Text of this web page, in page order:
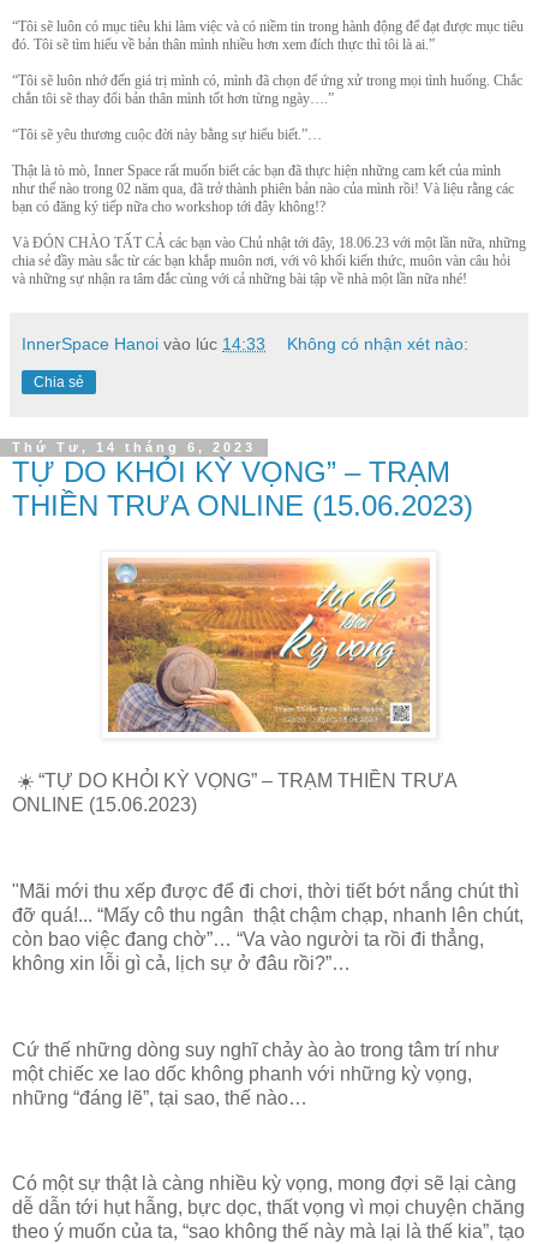
“Tôi sẽ luôn có mục tiêu khi làm việc và có niềm tin trong hành động để đạt được mục tiêu
đó. Tôi sẽ tìm hiểu về bản thân mình nhiều hơn xem đích thực thì tôi là ai.”
“Tôi sẽ luôn nhớ đến giá trị mình có, mình đã chọn để ứng xử trong mọi tình huống. Chắc
chắn tôi sẽ thay đổi bản thân mình tốt hơn từng ngày….”
“Tôi sẽ yêu thương cuộc đời này bằng sự hiểu biết.”…
Thật là tò mò, Inner Space rất muốn biết các bạn đã thực hiện những cam kết của mình
như thế nào trong 02 năm qua, đã trở thành phiên bản nào của mình rồi! Và liệu rằng các
bạn có đăng ký tiếp nữa cho workshop tới đây không!?
Và ĐÓN CHÀO TẤT CẢ các bạn vào Chủ nhật tới đây, 18.06.23 với một lần nữa, những
chia sẻ đầy màu sắc từ các bạn khắp muôn nơi, với vô khối kiến thức, muôn vàn câu hỏi
và những sự nhận ra tâm đắc cùng với cả những bài tập về nhà một lần nữa nhé!
InnerSpace Hanoi vào lúc 14:33 Không có nhận xét nào:
Chia sẻ
Thứ Tư, 14 tháng 6, 2023
TỰ DO KHỎI KỲ VỌNG” – TRẠM
THIỀN TRƯA ONLINE (15.06.2023)
☀️ “TỰ DO KHỎI KỲ VỌNG” – TRẠM THIỀN TRƯA
ONLINE (15.06.2023)
"Mãi mới thu xếp được để đi chơi, thời tiết bớt nắng chút thì
đỡ quá!... “Mấy cô thu ngân thật chậm chạp, nhanh lên chút,
còn bao việc đang chờ”… “Va vào người ta rồi đi thẳng,
không xin lỗi gì cả, lịch sự ở đâu rồi?”…
Cứ thế những dòng suy nghĩ chảy ào ào trong tâm trí như
một chiếc xe lao dốc không phanh với những kỳ vọng,
những “đáng lẽ”, tại sao, thế nào…
Có một sự thật là càng nhiều kỳ vọng, mong đợi sẽ lại càng
dễ dẫn tới hụt hẫng, bực dọc, thất vọng vì mọi chuyện chăng
theo ý muốn của ta, “sao không thế này mà lại là thế kia”, tạo